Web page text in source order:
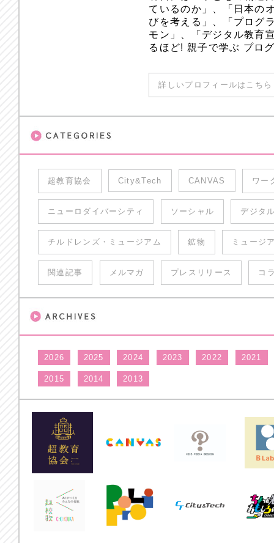
ているのか」、「日本の
びを考える」、「プログ
モン」、「デジタル教育
るほど! 親子で学ぶ プロ
詳しいプロフィールはこち
超教育協会 City&Tech CANVAS ワー
ニューロダイバーシティ ソーシャル デジタ
チルドレンズ・ミュージアム 鉱物 ミュージ
関連記事 メルマガ プレスリリース コ
2026 2025 2024 2023 2022 2021
2015 2014 2013